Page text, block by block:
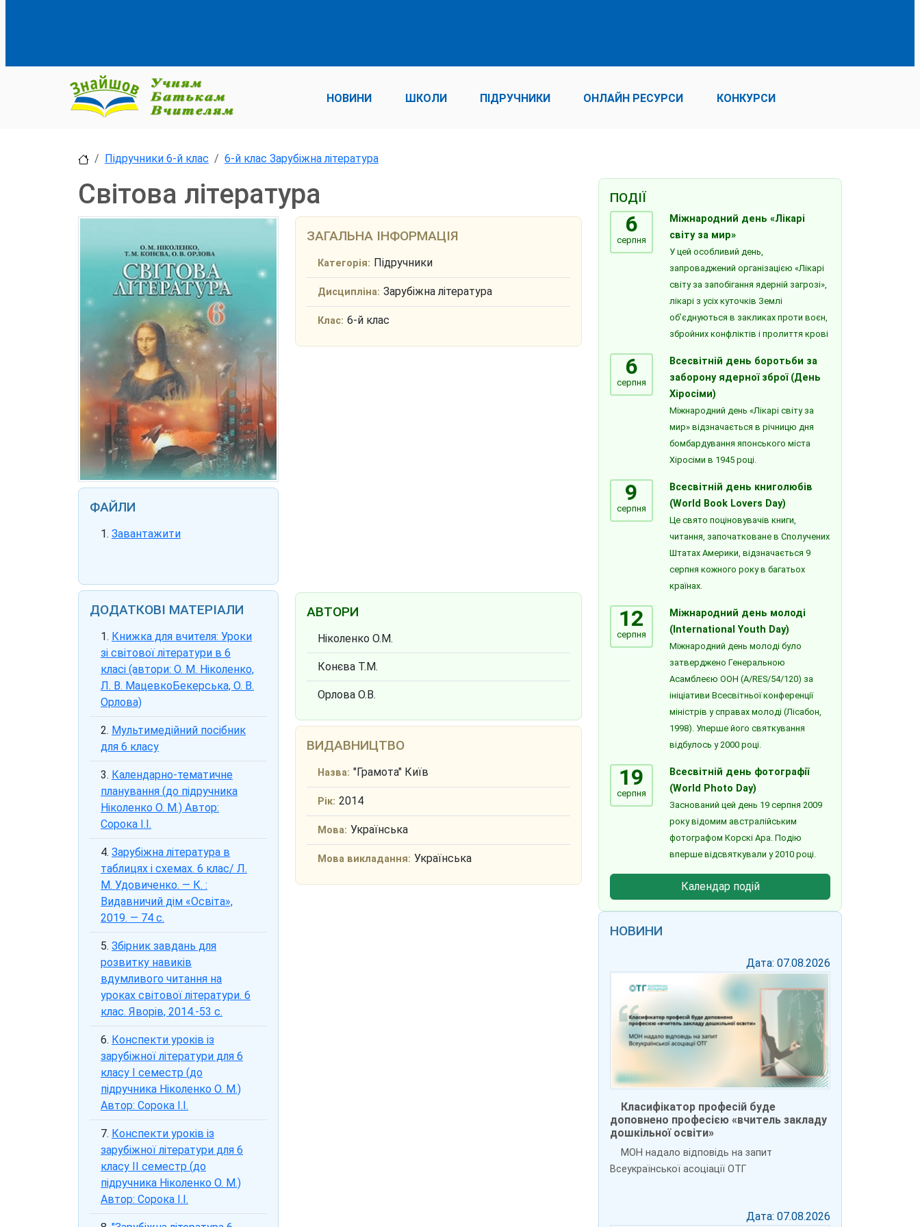
НОВИНИ ШКОЛИ ПІДРУЧНИКИ ОНЛАЙН РЕСУРСИ КОНКУРСИ
Підручники 6-й клас 6-й клас Зарубіжна література
Світова література
ФАЙЛИ
Завантажити
ДОДАТКОВІ МАТЕРІАЛИ
Книжка для вчителя: Уроки
зі світової літератури в 6
класі (автори: О. М. Ніколенко,
Л. В. МацевкоБекерська, О. В.
Орлова)
Мультимедійний посібник
для 6 класу
Календарно-тематичне
планування (до підручника
Ніколенко О. М.) Автор:
Сорока І.І.
Зарубіжна література в
таблицях і схемах. 6 клас/ Л.
М. Удовиченко. — К. :
Видавничий дім «Освіта»,
2019. — 74 с.
Збірник завдань для
розвитку навиків
вдумливого читання на
уроках світової літератури. 6
клас. Яворів, 2014.-53 с.
Конспекти уроків із
зарубіжної літератури для 6
класу І семестр (до
підручника Ніколенко О. М.)
Автор: Сорока І.І.
Конспекти уроків із
зарубіжної літератури для 6
класу ІІ семестр (до
підручника Ніколенко О. М.)
Автор: Сорока І.І.
ЗАГАЛЬНА ІНФОРМАЦІЯ
Категорія: Підручники
Дисципліна: Зарубіжна література
Клас: 6-й клас
АВТОРИ
Ніколенко О.М.
Конєва Т.М.
Орлова О.В.
ВИДАВНИЦТВО
Назва: "Грамота" Київ
Рік: 2014
Мова: Українська
Мова викладання: Українська
ПОДІЇ
6
серпня
Міжнародний день «Лікарі
світу за мир»
У цей особливий день,
запроваджений організацією «Лікарі
світу за запобігання ядерній загрозі»,
лікарі з усіх куточків Землі
об’єднуються в закликах проти воєн,
збройних конфліктів і пролиття крові
6
серпня
Всесвітній день боротьби за
заборону ядерної зброї (День
Хіросіми)
Міжнародний день «Лікарі світу за
мир» відзначається в річницю дня
бомбардування японського міста
Хіросіми в 1945 році.
9
серпня
Всесвітній день книголюбів
(World Book Lovers Day)
Це свято поціновувачів книги,
читання, започатковане в Сполучених
Штатах Америки, відзначається 9
серпня кожного року в багатьох
країнах.
12
серпня
Міжнародний день молоді
(International Youth Day)
Міжнародний день молоді було
затверджено Генеральною
Асамблеєю ООН (A/RES/54/120) за
ініціативи Всесвітньої конференції
міністрів у справах молоді (Лісабон,
1998). Уперше його святкування
відбулось у 2000 році.
19
серпня
Всесвітній день фотографії
(World Photo Day)
Заснований цей день 19 серпня 2009
року відомим австралійським
фотографом Корскі Ара. Подію
вперше відсвяткували у 2010 році.
Календар подій
НОВИНИ
Дата: 07.08.2026
Класифікатор професій буде
доповнено професією «вчитель закладу
дошкільної освіти»
МОН надало відповідь на запит
Всеукраїнської асоціації ОТГ
Дата: 07.08.2026